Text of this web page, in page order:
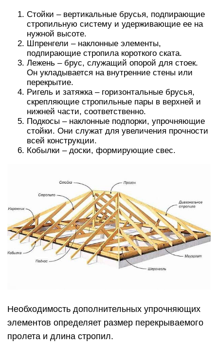
Стойки – вертикальные брусья, подпирающие
стропильную систему и удерживающие ее на
нужной высоте.
Шпренгели – наклонные элементы,
подпирающие стропила короткого ската.
Лежень – брус, служащий опорой для стоек.
Он укладывается на внутренние стены или
перекрытие.
Ригель и затяжка – горизонтальные брусья,
скрепляющие стропильные пары в верхней и
нижней части, соответственно.
Подкосы – наклонные подпорки, упрочняющие
стойки. Они служат для увеличения прочности
всей конструкции.
Кобылки – доски, формирующие свес.
Необходимость дополнительных упрочняющих
элементов определяет размер перекрываемого
пролета и длина стропил.